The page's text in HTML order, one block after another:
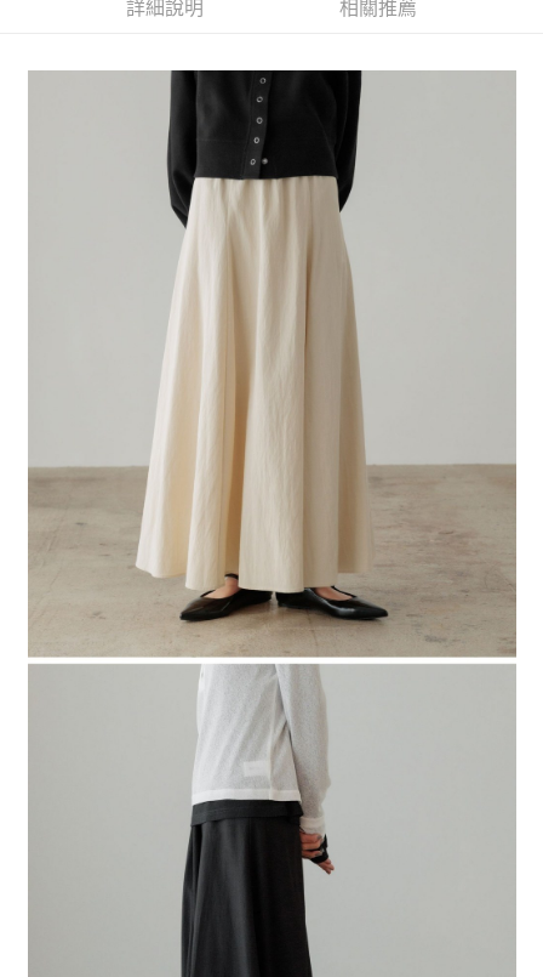
4.訂單成立30分鐘內，如未前往確認交易或遇審核未通過，訂單將自動取
1.分期款項不併入電信帳單，「大哥付你分期」於每月結算日後寄送繳費提
2.透過簡訊連結打開帳單後，可選擇「超商條碼／台灣大直營門市／銀行轉
帳／街口支付／iPASS MONEY」等通路繳費。
1.本服務係由「台灣大哥大股份有限公司」（以下簡稱本公司）所提供，讓
用戶於交易時，得透過本服務購買商品或服務，並由商店將買賣／分期付款
買賣價金債權讓與本公司後，依約使用本公司帳單繳交帳款。
2.基於同意付款使用「大哥付你分期」之契約關係目的，商店將以您的個人
資料（包含姓名、電話或地址）提供予台灣大哥大進項蒐集、處理及利用，
https://oppay.tw/userRule
３．安心：先確認商品／服務後，再付款。
【「AFTEE先享後付」結帳流程】
１．於結帳方式選擇「AFTEE先享後付」後，將跳轉至「AFTEE先享後付」
結帳頁面，進行簡訊認證並確認金額後，即可完成結帳。
２．訂單成立數日內，您將收到繳費通知簡訊。
３．收到繳費通知簡訊後14天內，點擊此簡訊中的連結，可透過四大超商／
ATM／網路銀行／等多元方式進行付款，方視為交易完成。
※ 請注意：結帳手續完成當下不需立刻繳費，但若您需要取消訂單，請聯絡
購買商品的店家。未經商家同意取消之訂單仍視為有效，需透過AFTEE先享
※ 交易是否成功請以「AFTEE先享後付 」之結帳頁面顯示為準，若有關於
是否繳費成功／繳費後需取消欲退款等相關疑問，請聯繫「AFTEE先享後付
https://netprotections.freshdesk.com/support/home
易，需依本服務之必要範圍內提供個人資料，並將交易相關給付款項請求債
權轉讓予恩沛科技股份有限公司。
２．關於個人資料處理事宜，請瀏覽以下網址：
３．未成年的使用者請事先徵得法定代理人或監護人之同意方可使用
「AFTEE先享後付」，若未經同意申辦者引起之損失，本公司不負相關責
４．使用「AFTEE先享後付」時，將依據個別帳號之用戶狀況，依本公司即
時審查核予不同之上限額度；若仍有額度不足之情形，本公司將視審查結果
請求用戶進行身份認證。
５．嚴禁一人註冊多個帳號或使用他人資訊註冊。若發現惡意使用之情形，
恩沛科技股份有限公司將有權停止該用戶之使用額度並採取法律行動。
每筆NT$80，滿NT$888(含以上)免運費
每筆NT$80，滿NT$888(含以上)免運費
每筆NT$80，滿NT$1,500(含以上)免運費
每筆NT$80，滿NT$1,500(含以上)免運費
詳細說明 相關推薦